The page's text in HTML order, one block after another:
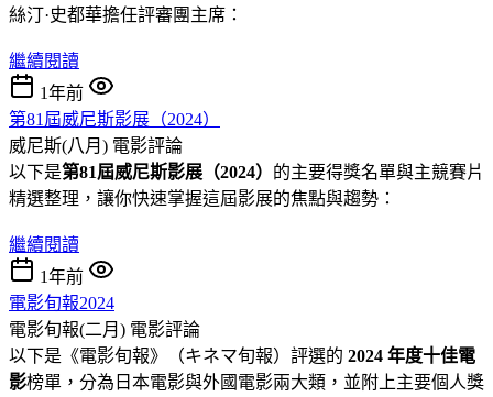
絲汀·史都華擔任評審團主席：
繼續閱讀
1年前
第81屆威尼斯影展（2024）
威尼斯(八月) 電影評論
以下是第81屆威尼斯影展（2024） 的主要得獎名單與主競賽片
精選整理，讓你快速掌握這屆影展的焦點與趨勢：
繼續閱讀
1年前
電影旬報2024
電影旬報(二月) 電影評論
以下是《電影旬報》（キネマ旬報）評選的 2024 年度十佳電
影榜單，分為日本電影與外國電影兩大類，並附上主要個人獎